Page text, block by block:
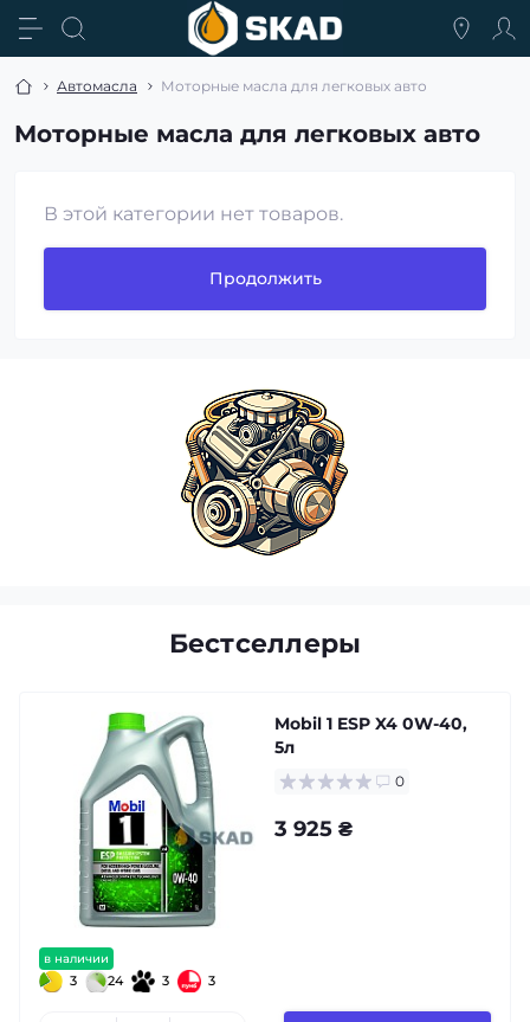
Автомасла Моторные масла для легковых авто
Моторные масла для легковых авто
В этой категории нет товаров.
Продолжить
Бестселлеры
в наличии
3 24 3 3
Mobil 1 ESP X4 0W-40,
5л
0
3 925 ₴